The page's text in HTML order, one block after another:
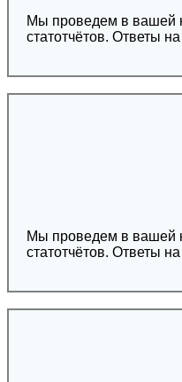
Мы проведем в вашей компании
статотчётов. Ответы
Мы проведем в вашей компании
статотчётов. Ответы